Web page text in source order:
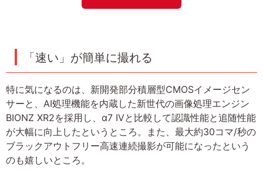
「速い」が簡単に撮れる
特に気になるのは、新開発部分積層型CMOSイメージセン
サーと、AI処理機能を内蔵した新世代の画像処理エンジン
BIONZ XR2を採用し、α7 IVと比較して認識性能と追随性能
が大幅に向上したというところ。また、最大約30コマ/秒の
ブラックアウトフリー高速連続撮影が可能になったという
のも嬉しいところ。